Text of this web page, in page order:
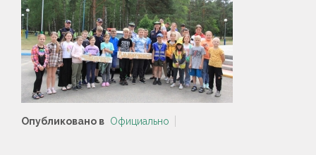
Опубликовано в Официально